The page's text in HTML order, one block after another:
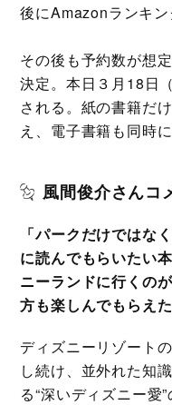
後にAmazonランキン
その後も予約数が想
決定。本日３月18日
される。紙の書籍だ
え、電子書籍も同時
風間俊介さんコ
「パークだけではな
に読んでもらいたい
ニーランドに行くの
方も楽しんでもらえ
ディズニーリゾート
し続け、並外れた知
る“深いディズニー愛